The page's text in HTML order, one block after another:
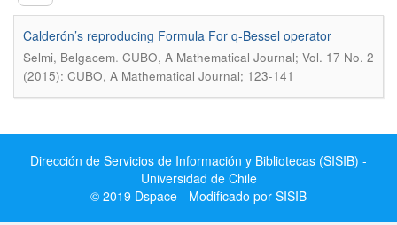
Calderón’s reproducing Formula For q-Bessel operator
Selmi, Belgacem. CUBO, A Mathematical Journal; Vol. 17 No. 2
(2015): CUBO, A Mathematical Journal; 123-141
Dirección de Servicios de Información y Bibliotecas (SISIB) -
Universidad de Chile
© 2019 Dspace - Modificado por SISIB